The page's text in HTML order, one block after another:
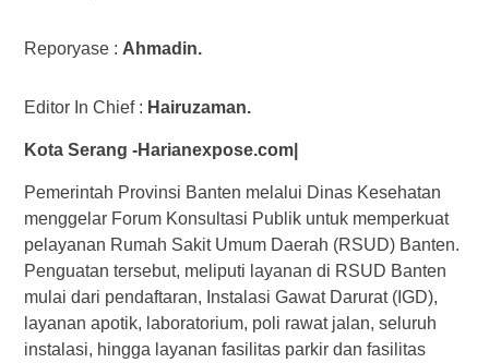
Reporyase : Ahmadin.
Editor In Chief : Hairuzaman.
Kota Serang -Harianexpose.com|
Pemerintah Provinsi Banten melalui Dinas Kesehatan
menggelar Forum Konsultasi Publik untuk memperkuat
pelayanan Rumah Sakit Umum Daerah (RSUD) Banten.
Penguatan tersebut, meliputi layanan di RSUD Banten
mulai dari pendaftaran, Instalasi Gawat Darurat (IGD),
layanan apotik, laboratorium, poli rawat jalan, seluruh
instalasi, hingga layanan fasilitas parkir dan fasilitas